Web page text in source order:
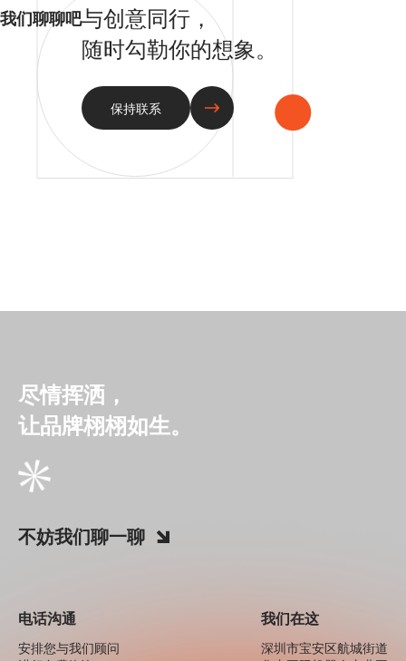
我们聊聊吧与创意同行，
随时勾勒你的想象。
保持联系
尽情挥洒，
让品牌栩栩如生。
不妨我们聊一聊
电话沟通
安排您与我们顾问
我们在这
深圳市宝安区航城街道